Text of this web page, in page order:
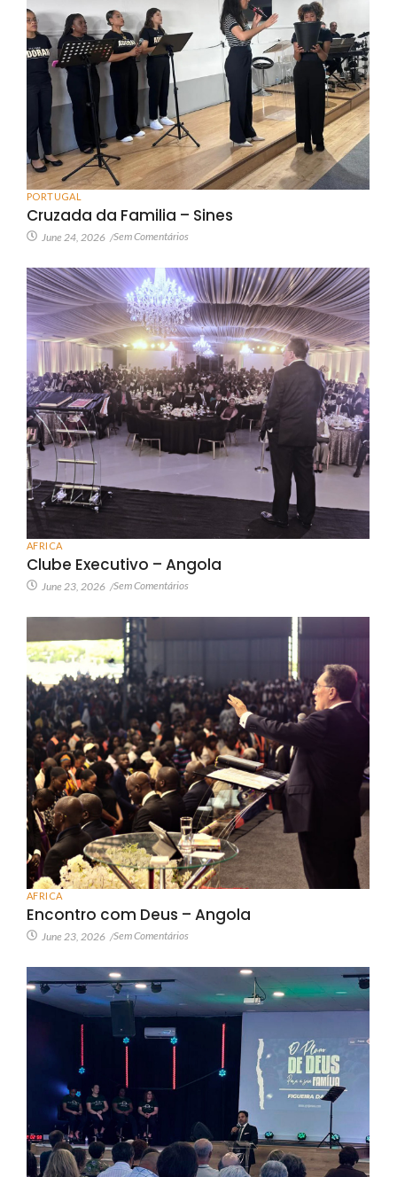
PORTUGAL
Cruzada da Familia – Sines
June 24, 2026 /Sem Comentários
AFRICA
Clube Executivo – Angola
June 23, 2026 /Sem Comentários
AFRICA
Encontro com Deus – Angola
June 23, 2026 /Sem Comentários